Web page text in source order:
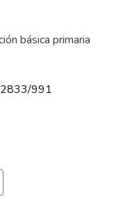
básica primaria
991